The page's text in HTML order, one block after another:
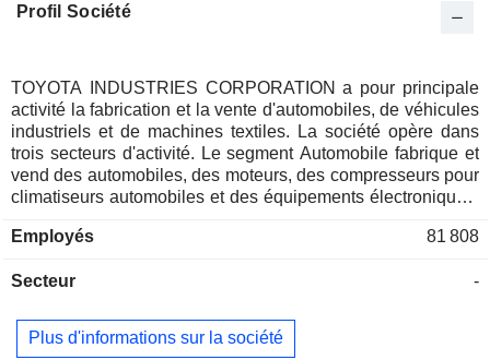
Profil Société
TOYOTA INDUSTRIES CORPORATION a pour principale
activité la fabrication et la vente d'automobiles, de véhicules
industriels et de machines textiles. La société opère dans
trois secteurs d'activité. Le segment Automobile fabrique et
vend des automobiles, des moteurs, des compresseurs pour
climatiseurs automobiles et des équipements électroniques,
des chariots élévateurs à fourche, des équipements
le travail en hauteur, des solutions logistiques et des
machines textiles propose des machines à tisser et des
machines à filer, ainsi que des équipements de mesure de la
Employés 81 808
Secteur -
Plus d'informations sur la société